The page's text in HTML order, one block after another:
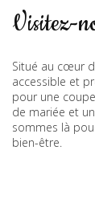
Visitez-
Situé au cœur
accessible et
pour une
de mariée et
sommes là
bien-être.